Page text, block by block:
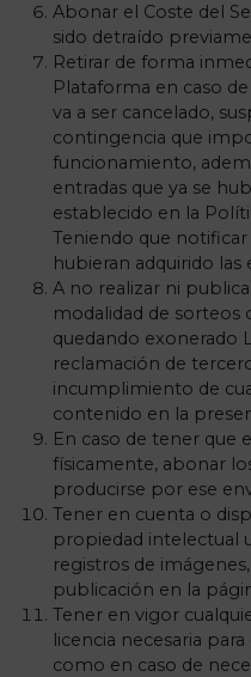
Abonar el Coste del
sido detraído
Retirar de forma
Plataforma en caso
va a ser cancelado,
contingencia que
funcionamiento,
entradas que ya se
establecido en la
Teniendo que
hubieran adquirido las
A no realizar ni
modalidad de sorteos
quedando exonerado
reclamación de
incumplimiento de
contenido en la
En caso de tener que
físicamente, abonar
producirse por ese
Tener en cuenta o
propiedad intelectual
registros de
publicación en la
Tener en vigor
licencia necesaria
como en caso de